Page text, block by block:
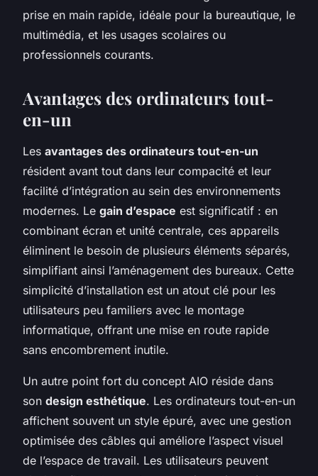
prise en main rapide, idéale pour la bureautique, le
multimédia, et les usages scolaires ou
professionnels courants.
Avantages des ordinateurs tout-
en-un
Les avantages des ordinateurs tout-en-un
résident avant tout dans leur compacité et leur
facilité d’intégration au sein des environnements
modernes. Le gain d’espace est significatif : en
combinant écran et unité centrale, ces appareils
éliminent le besoin de plusieurs éléments séparés,
simplifiant ainsi l’aménagement des bureaux. Cette
simplicité d’installation est un atout clé pour les
utilisateurs peu familiers avec le montage
informatique, offrant une mise en route rapide
sans encombrement inutile.
Un autre point fort du concept AIO réside dans
son design esthétique. Les ordinateurs tout-en-un
affichent souvent un style épuré, avec une gestion
optimisée des câbles qui améliore l’aspect visuel
de l’espace de travail. Les utilisateurs peuvent